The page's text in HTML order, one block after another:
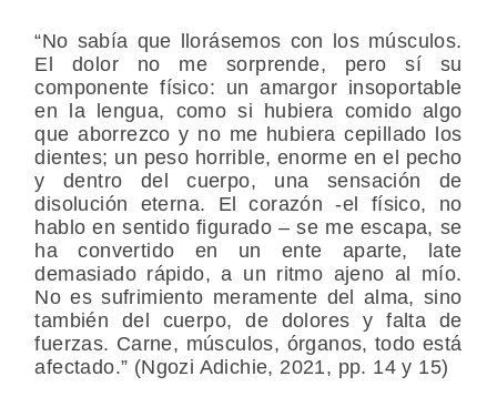
“No sabía que llorásemos con los músculos.
El dolor no me sorprende, pero sí su
componente físico: un amargor insoportable
en la lengua, como si hubiera comido algo
que aborrezco y no me hubiera cepillado los
dientes; un peso horrible, enorme en el pecho
y dentro del cuerpo, una sensación de
disolución eterna. El corazón -el físico, no
hablo en sentido figurado – se me escapa, se
ha convertido en un ente aparte, late
demasiado rápido, a un ritmo ajeno al mío.
No es sufrimiento meramente del alma, sino
también del cuerpo, de dolores y falta de
fuerzas. Carne, músculos, órganos, todo está
afectado.” (Ngozi Adichie, 2021, pp. 14 y 15)